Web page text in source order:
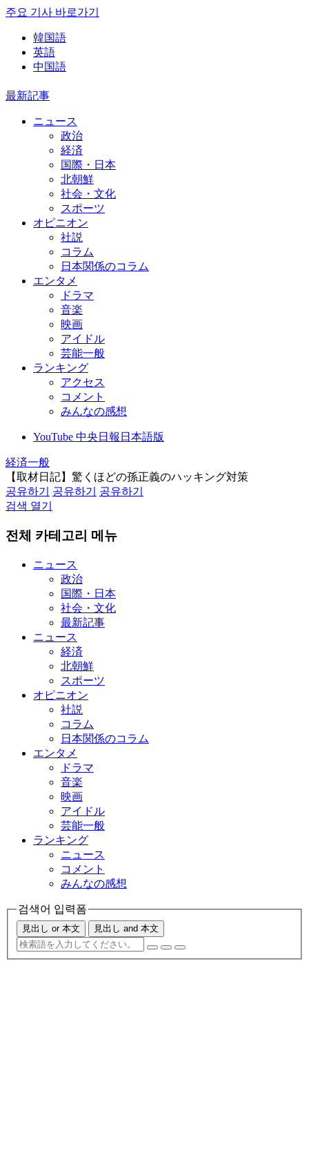
주요 기사 바로가기
韓国語
英語
中国語
最新記事
ニュース
政治
経済
国際・日本
北朝鮮
社会・文化
スポーツ
オピニオン
社説
コラム
日本関係のコラム
エンタメ
ドラマ
音楽
映画
アイドル
芸能一般
ランキング
アクセス
コメント
みんなの感想
YouTube 中央日報日本語版
経済一般
【取材日記】驚くほどの孫正義のハッキング対策
공유하기
공유하기
공유하기
검색 열기
전체 카테고리 메뉴
ニュース
政治
国際・日本
社会・文化
最新記事
ニュース
経済
北朝鮮
スポーツ
オピニオン
社説
コラム
日本関係のコラム
エンタメ
ドラマ
音楽
映画
アイドル
芸能一般
ランキング
ニュース
コメント
みんなの感想
검색어 입력폼
見出し or 本文 見出し and 本文